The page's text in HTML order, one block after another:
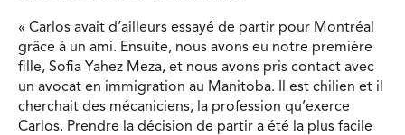
« Carlos avait d’ailleurs essayé de partir pour Montréal
grâce à un ami. Ensuite, nous avons eu notre première
fille, Sofia Yahez Meza, et nous avons pris contact avec
un avocat en immigration au Manitoba. Il est chilien et il
cherchait des mécaniciens, la profession qu’exerce
Carlos. Prendre la décision de partir a été la plus facile